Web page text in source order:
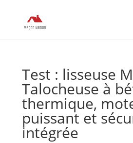
Test : lisseuse
Talocheuse à
thermique,
puissant et
intégrée